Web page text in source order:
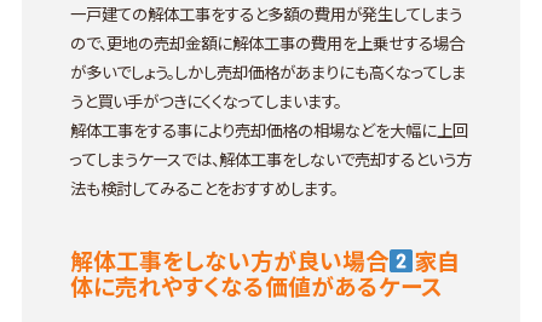
一戸建ての解体工事をすると多額の費用が発生してしまう
ので、更地の売却金額に解体工事の費用を上乗せする場合
が多いでしょう。しかし売却価格があまりにも高くなってしま
うと買い手がつきにくくなってしまいます。
解体工事をする事により売却価格の相場などを大幅に上回
ってしまうケースでは、解体工事をしないで売却するという方
法も検討してみることをおすすめします。
解体工事をしない方が良い場合 家自
体に売れやすくなる価値があるケース